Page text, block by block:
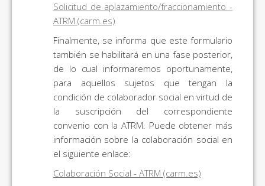
Solicitud de aplazamiento/fraccionamiento -
ATRM (carm.es)
Finalmente, se informa que este formulario
también se habilitará en una fase posterior,
de lo cual informaremos oportunamente,
para aquellos sujetos que tengan la
condición de colaborador social en virtud de
la suscripción del correspondiente
convenio con la ATRM. Puede obtener más
información sobre la colaboración social en
el siguiente enlace:
Colaboración Social - ATRM (carm.es)